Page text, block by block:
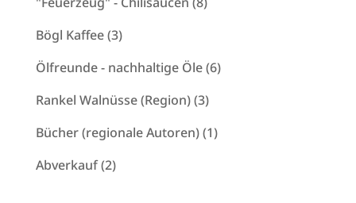
Bögl Kaffee 33
Produkte
Ölfreunde - nachhaltige Öle 66
Rankel Walnüsse (Region) 33
Produkte
Bücher (regionale Autoren) 11
Abverkauf 22